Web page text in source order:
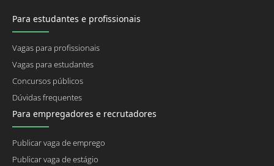
Para estudantes e profissionais
Vagas para profissionais
Vagas para estudantes
Concursos públicos
Dúvidas frequentes
Para empregadores e recrutadores
Publicar vaga de emprego
Publicar vaga de estágio